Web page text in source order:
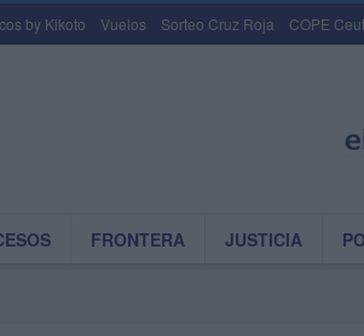
by Kikoto Vuelos Sorteo Cruz Roja COPE
FRONTERA JUSTICIA